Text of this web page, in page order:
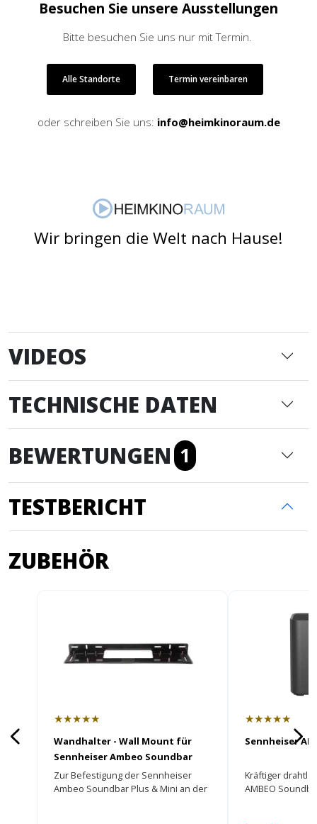
Besuchen Sie unsere Ausstellungen
Bitte besuchen Sie uns nur mit Termin.
Alle Standorte Termin vereinbaren
oder schreiben Sie uns: info@heimkinoraum.de
Wir bringen die Welt nach Hause!
VIDEOS
TECHNISCHE DATEN
BEWERTUNGEN 1
TESTBERICHT
ZUBEHÖR
★★★★★
Wandhalter - Wall Mount für
Sennheiser Ambeo Soundbar
Zur Befestigung der Sennheiser
Ambeo Soundbar Plus & Mini an der
★★★★★
Sennheiser
Kräftiger
AMBEO